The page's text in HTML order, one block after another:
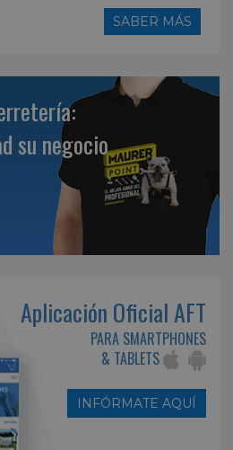
SABER MÁS
su negocio
Aplicación Oficial AFT
PARA SMARTPHONES
& TABLETS
INFÓRMATE AQUÍ